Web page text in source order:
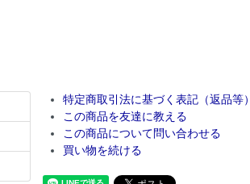
特定商取引法に基づく表記（返品等）
この商品を友達に教える
この商品について問い合わせる
買い物を続ける